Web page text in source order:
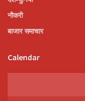
नौकरी
बाजार समाचार
Calendar